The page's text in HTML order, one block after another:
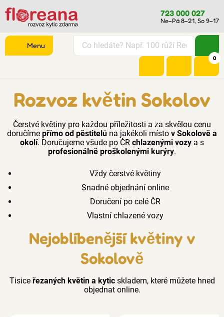
723 000 027
Ne–Pá 8–21, So 9–17
0
Menu
Rozvoz květin Sokolov
Čerstvé květiny pro každou příležitosti a za skvělou cenu
doručíme přímo od pěstitelů na jakékoli místo v Sokolově a
okolí. Doručujeme všude po ČR chlazenými vozy a s
profesionálně proškolenými kurýry.
Vždy čerstvé květiny
Snadné objednání online
Doručení po celé ČR
Vlastní chlazené vozy
Nejoblíbenější květiny v
Sokolově
Tisice řezaných květin a kyticskladem, které můžete hned
objednat online.